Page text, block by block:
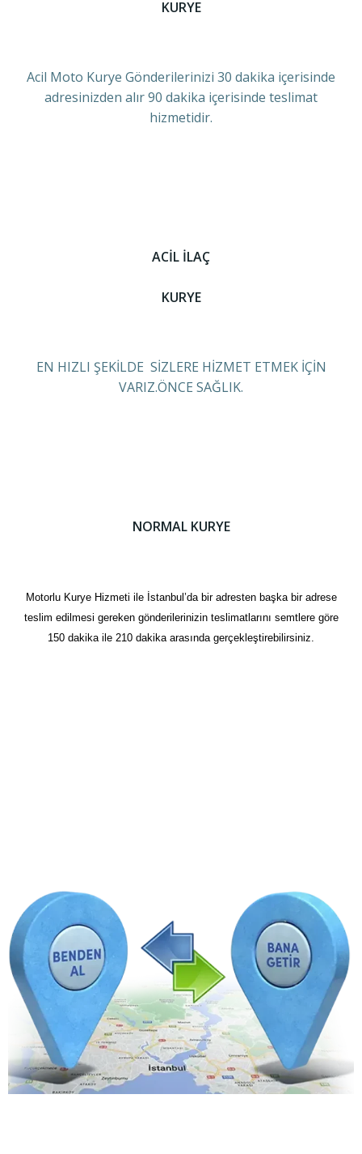
KURYE
Acil Moto Kurye Gönderilerinizi 30 dakika içerisinde
adresinizden alır 90 dakika içerisinde teslimat
hizmetidir.
ACİL İLAÇ
KURYE
EN HIZLI ŞEKİLDE SİZLERE HİZMET ETMEK İÇİN
VARIZ.ÖNCE SAĞLIK.
NORMAL KURYE
Motorlu Kurye Hizmeti ile İstanbul’da bir adresten başka bir adrese
teslim edilmesi gereken gönderilerinizin teslimatlarını semtlere göre
150 dakika ile 210 dakika arasında gerçekleştirebilirsiniz.